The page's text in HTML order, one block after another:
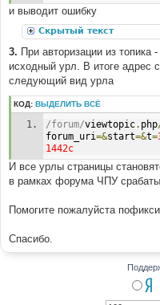
и выводит ошибку
Скрытый текст
3. При авторизации из топика
исходный урл. В итоге адрес
следующий вид урла
КОД: ВЫДЕЛИТЬ ВСЁ
/forum/viewtopic. php
forum_uri=&start=&t=
1442c
И все урлы страницы
в рамках форума ЧПУ
Помогите пожалуйста
Спасибо.